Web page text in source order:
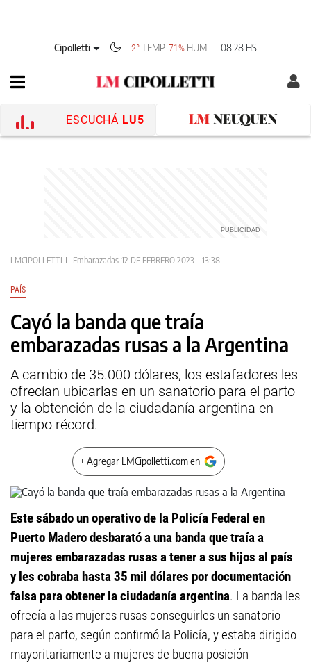
Cipolletti 2°TEMP 71% HUM 08:28 HS
ESCUCHÁ LU5
LMCIPOLLETTI Embarazadas 12 DE FEBRERO 2023 - 13:38
PAÍS
Cayó la banda que traía
embarazadas rusas a la Argentina
A cambio de 35.000 dólares, los estafadores les
ofrecían ubicarlas en un sanatorio para el parto
y la obtención de la ciudadanía argentina en
tiempo récord.
+ Agregar LMCipolletti.com en
Este sábado un operativo de la Policía Federal en
Puerto Madero desbarató a una banda que traía a
mujeres embarazadas rusas a tener a sus hijos al país
y les cobraba hasta 35 mil dólares por documentación
falsa para obtener la ciudadanía argentina. La banda les
ofrecía a las mujeres rusas conseguirles un sanatorio
para el parto, según confirmó la Policía, y estaba dirigido
mayoritariamente a mujeres de buena posición